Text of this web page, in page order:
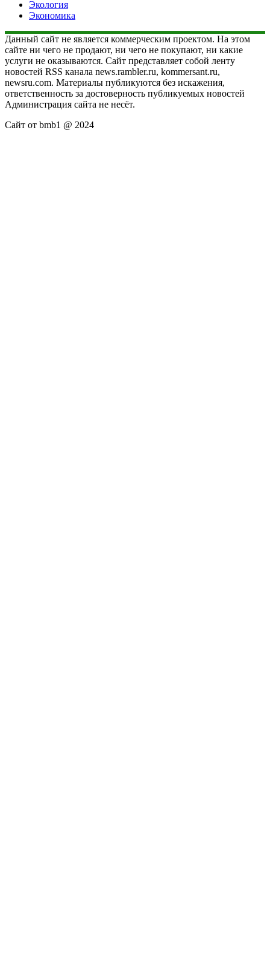
Экология
Экономика
Данный сайт не является коммерческим проектом. На этом
сайте ни чего не продают, ни чего не покупают, ни какие
услуги не оказываются. Сайт представляет собой ленту
новостей RSS канала news.rambler.ru, kommersant.ru,
newsru.com. Материалы публикуются без искажения,
ответственность за достоверность публикуемых новостей
Администрация сайта не несёт.
Сайт от bmb1 @ 2024